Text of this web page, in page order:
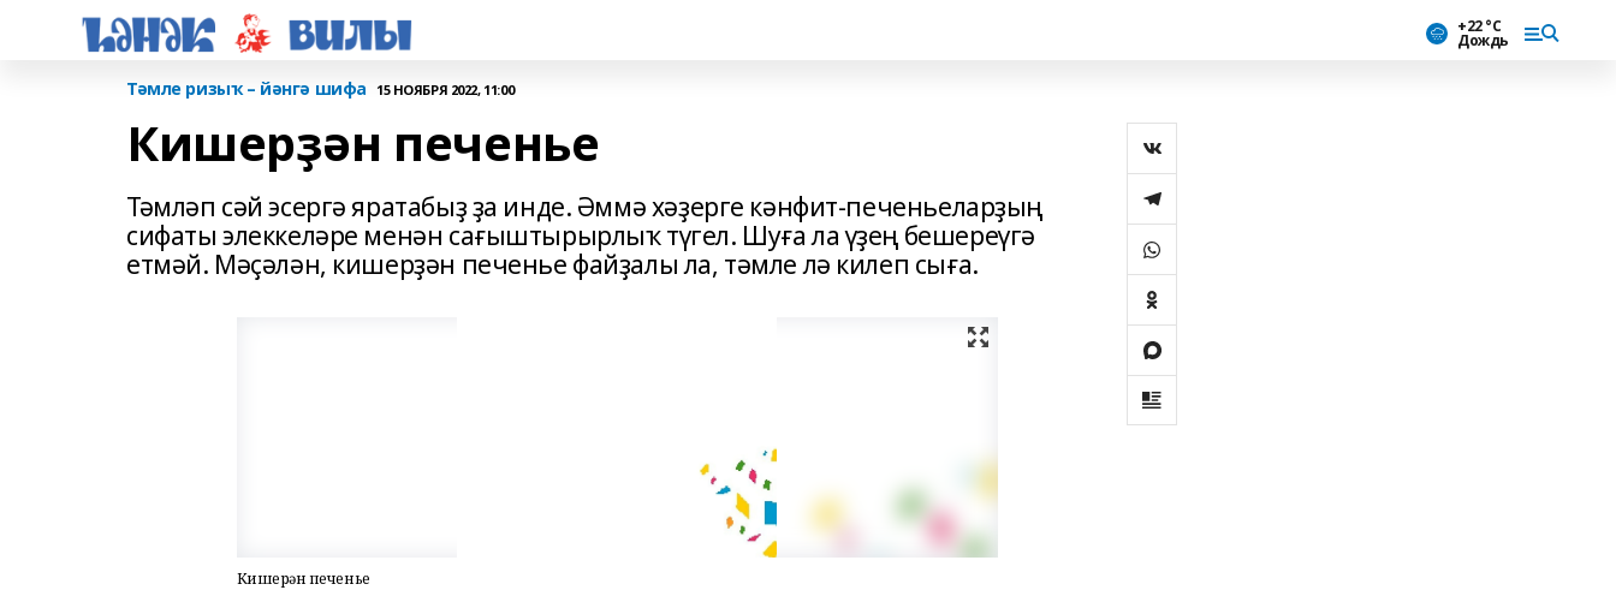
+22 °С
Дождь
Тәмле ризыҡ – йәнгә шифа 15 НОЯБРЯ 2022, 11:00
Кишерҙән печенье
Тәмләп сәй эсергә яратабыҙ ҙа инде. Әммә хәҙерге кәнфит-печеньеларҙың
сифаты элеккеләре менән сағыштырырлыҡ түгел. Шуға ла үҙең бешереүгә
етмәй. Мәҫәлән, кишерҙән печенье файҙалы ла, тәмле лә килеп сыға.
Кишерҙән печенье